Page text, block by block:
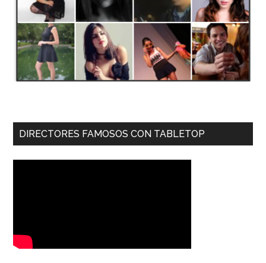
DIRECTORES FAMOSOS CON TABLETOP